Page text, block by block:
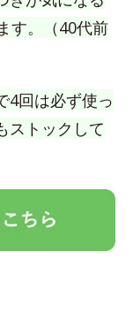
す。（40代前
4回は必ず使っ
ストックして